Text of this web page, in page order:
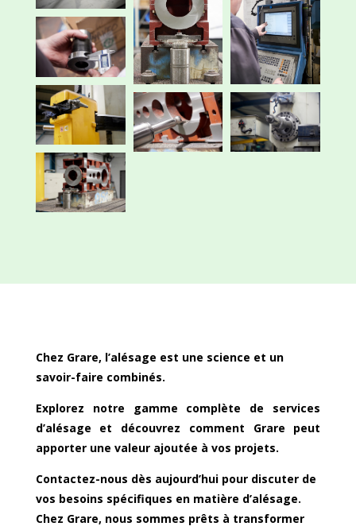
Chez Grare, l’alésage est une science et un
savoir-faire combinés.
Explorez notre gamme complète de services
d’alésage et découvrez comment Grare peut
apporter une valeur ajoutée à vos projets.
Contactez-nous dès aujourd’hui pour discuter de
vos besoins spécifiques en matière d’alésage.
Chez Grare, nous sommes prêts à transformer